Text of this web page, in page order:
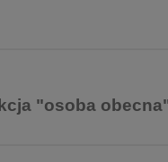
"osoba